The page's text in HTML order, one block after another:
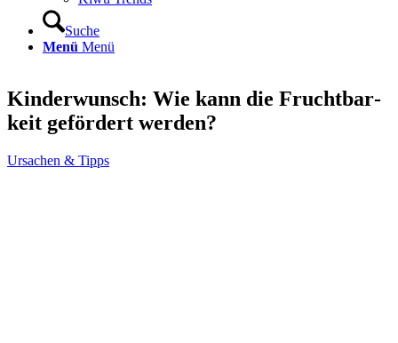
Suche
Menü Menü
Kin­der­wunsch: Wie kann die Frucht­bar­
keit geför­dert wer­den?
Ursachen & Tipps